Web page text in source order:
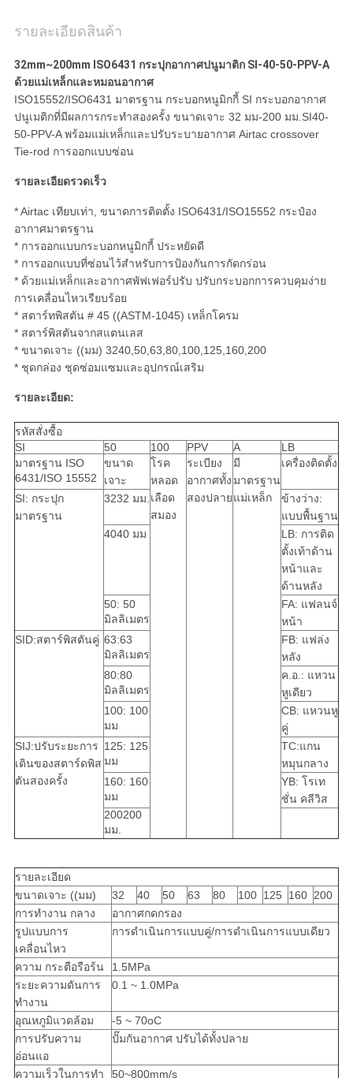
รายละเอียดสินค้า
32mm~200mm ISO6431 กระปุกอากาศปนูมาติก SI-40-50-PPV-A
ด้วยแม่เหล็กและหมอนอากาศ
ISO15552/ISO6431 มาตรฐาน กระบอกหนูมิกกี้ SI กระบอกอากาศ
ปนูเมติกที่มีผลการกระทําสองครั้ง ขนาดเจาะ 32 มม-200 มม.SI40-
50-PPV-A พร้อมแม่เหล็กและปรับระบายอากาศ Airtac crossover
Tie-rod การออกแบบซ่อน
รายละเอียดรวดเร็ว
* Airtac เทียบเท่า, ขนาดการติดตั้ง ISO6431/ISO15552 กระป๋อง
อากาศมาตรฐาน
* การออกแบบกระบอกหนูมิกกี้ ประหยัดดี
* การออกแบบที่ซ่อนไว้สําหรับการป้องกันการกัดกร่อน
* ด้วยแม่เหล็กและอากาศพัฟเฟอร์ปรับ ปรับกระบอกการควบคุมง่าย
การเคลื่อนไหวเรียบร้อย
* สตาร์ทพิสตัน # 45 ((ASTM-1045) เหล็กโครม
* สตาร์พิสตันจากสแตนเลส
* ขนาดเจาะ ((มม) 3240,50,63,80,100,125,160,200
* ชุดกล่อง ชุดซ่อมแซมและอุปกรณ์เสริม
รายละเอียด:
รหัสสั่งซื้อ
SI
50 100 PPV A
LB
มาตรฐาน ISO
6431/ISO 15552
ขนาด
เจาะ
โรค
หลอด
เลือด
สมอง
ระเบียง
อากาศทั้ง
สองปลาย
มี
มาตรฐาน
แม่เหล็ก
เครื่องติดตั้ง
SI: กระปุก
มาตรฐาน
3232 มม.
ข้างว่าง:
แบบพื้นฐาน
4040 มม
LB: การติด
ตั้งเท้าด้าน
หน้าและ
ด้านหลัง
50: 50
มิลลิเมตร
FA: แฟลนจ์
หน้า
SID:สตาร์พิสตันคู่ 63:63
มิลลิเมตร
FB: แฟล่ง
หลัง
80:80
มิลลิเมตร
ค.อ.: แหวน
หูเดียว
100: 100
มม
CB: แหวนหู
คู่
SIJ:ปรับระยะการ
เดินของสตาร์ดพิส
ตันสองครั้ง
125: 125
มม
TC:แกน
หมุนกลาง
160: 160
มม
YB: โรเท
ชั่น คลีวิส
200200
มม.
รายละเอียด
ขนาดเจาะ ((มม)
32 40 50 63 80 100 125 160 200
การทํางาน กลาง
อากาศกดกรอง
รูปแบบการ
เคลื่อนไหว
การดําเนินการแบบคู่/การดําเนินการแบบเดียว
ความ กระตือรือร้น
1.5MPa
ระยะความดันการ
ทํางาน
0.1 ~ 1.0MPa
อุณหภูมิแวดล้อม
-5 ~ 70oC
การปรับความ
อ่อนแอ
ปั๊มกันอากาศ ปรับได้ทั้งปลาย
ความเร็วในการทํา 50~800mm/s